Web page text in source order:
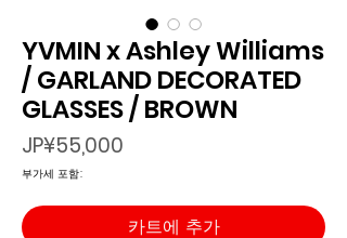
YVMIN x Ashley Williams
/ GARLAND DECORATED
GLASSES / BROWN
JP¥55,000
부가세 포함:
카트에 추가